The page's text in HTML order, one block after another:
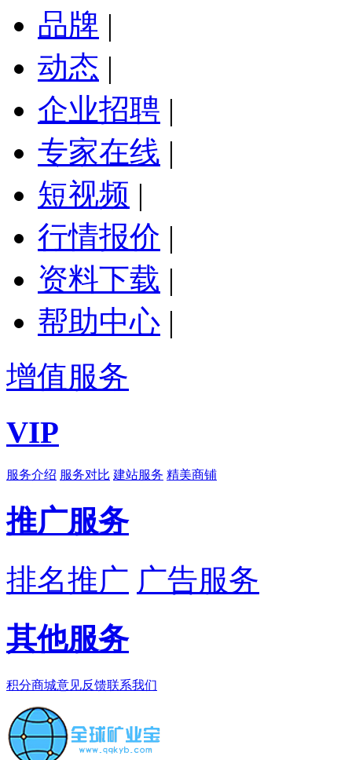
品牌 |
动态 |
企业招聘 |
专家在线 |
短视频 |
行情报价 |
资料下载 |
帮助中心 |
增值服务
VIP
服务介绍 服务对比 建站服务 精美商铺
推广服务
排名推广 广告服务
其他服务
积分商城意见反馈联系我们